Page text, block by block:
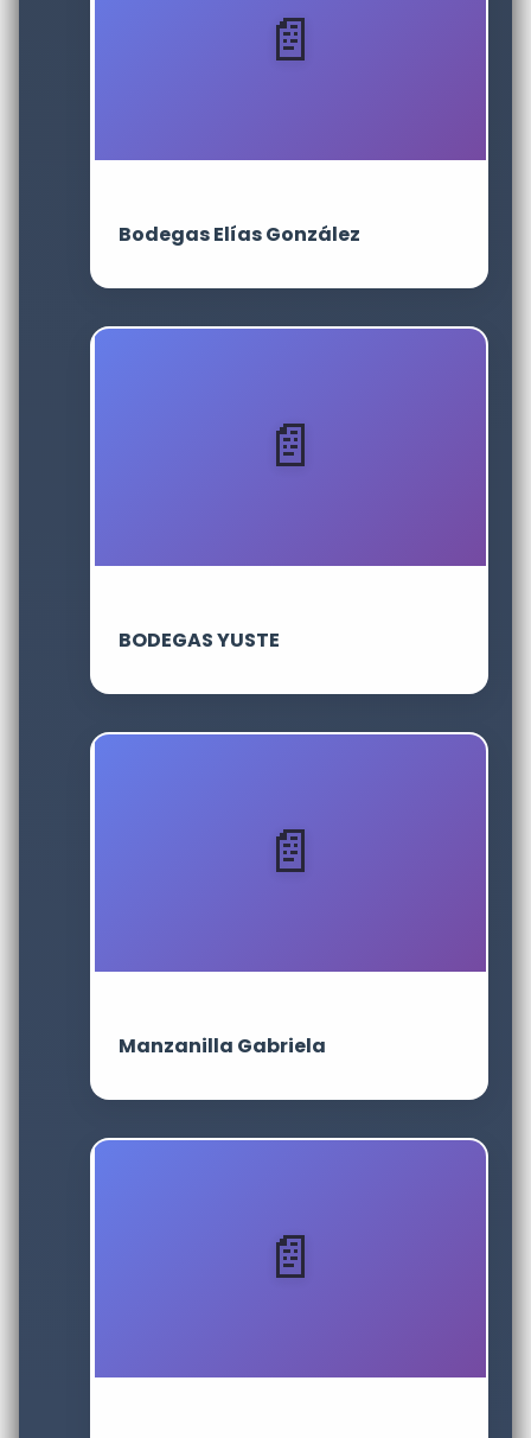
Bodegas Elías González
BODEGAS YUSTE
Manzanilla Gabriela